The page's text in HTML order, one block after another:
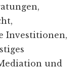
Investitionen,
und